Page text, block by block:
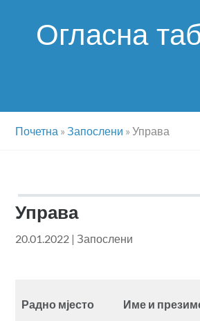
Огласна
Почетна » Запослени »Управа
Управа
20.01.2022 | Запослени
Радно мјесто Име и